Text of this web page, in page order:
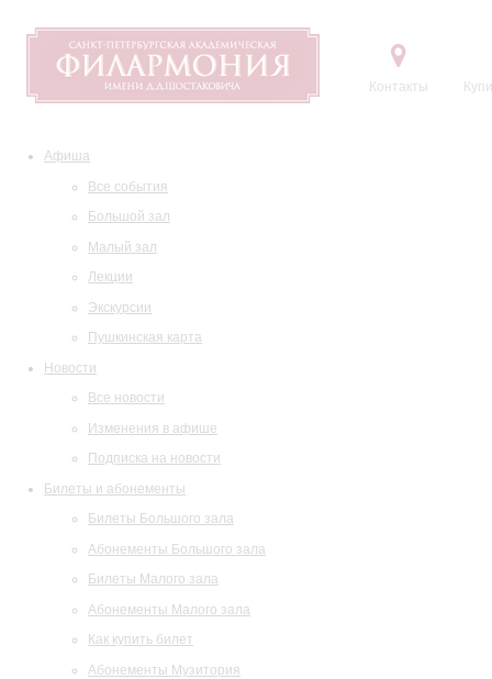
Контакты
Афиша
Все события
Большой зал
Малый зал
Лекции
Экскурсии
Пушкинская карта
Новости
Все новости
Изменения в афише
Подписка на новости
Билеты и абонементы
Билеты Большого зала
Абонементы Большого зала
Билеты Малого зала
Абонементы Малого зала
Как купить билет
Абонементы Музитория